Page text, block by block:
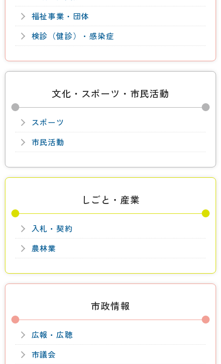
福祉事業・団体
検診（健診）・感染症
文化・スポーツ・市民活動
スポーツ
市民活動
しごと・産業
入札・契約
農林業
市政情報
広報・広聴
市議会